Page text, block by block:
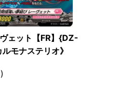
ェット【FR】{DZ-
モナステリオ》